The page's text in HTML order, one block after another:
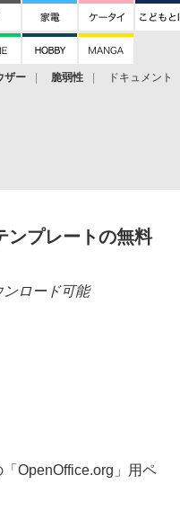
ザー 脆弱性 ドキュメント
プレートの無料
ロード可能
OpenOffice.org」用ペ